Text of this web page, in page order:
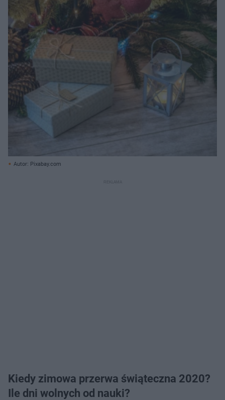
Autor: Pixabay.com
Kiedy zimowa przerwa świąteczna 2020?
Ile dni wolnych od nauki?